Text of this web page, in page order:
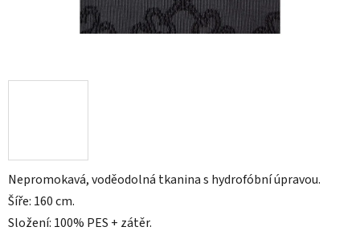
Nepromokavá, voděodolná tkanina s hydrofóbní úpravou.
Šíře: 160 cm.
Složení: 100% PES + zátěr.